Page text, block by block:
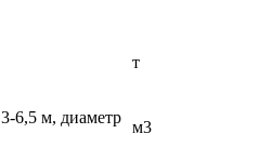
т
6,5 м, диаметр
м3